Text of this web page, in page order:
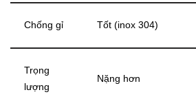
Chống gỉ Tốt (inox 304)
Trọng
lượng
Nặng hơn